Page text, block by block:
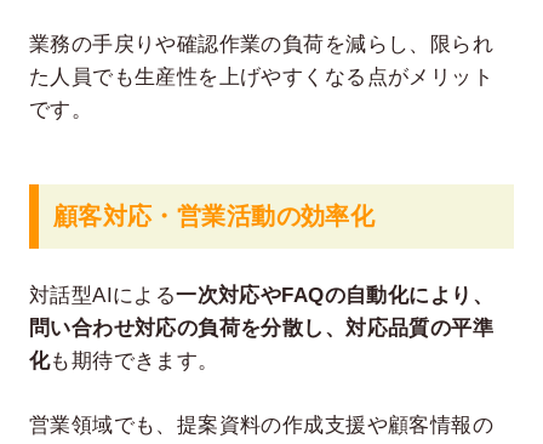
業務の手戻りや確認作業の負荷を減らし、限られ
た人員でも生産性を上げやすくなる点がメリット
です。
顧客対応・営業活動の効率化
対話型AIによる一次対応やFAQの自動化により、
問い合わせ対応の負荷を分散し、対応品質の平準
化も期待できます。
営業領域でも、提案資料の作成支援や顧客情報の